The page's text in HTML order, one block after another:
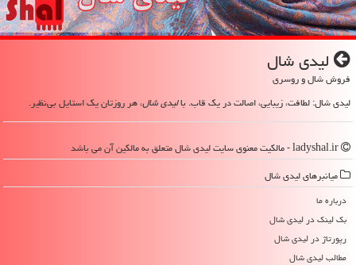
لیدی شال
فروش شال و روسری
لیدی شال: لطافت، زیبایی، اصالت در یک قاب. بالیدی شال، هر روزتان یک استایل بی‌نظیر.
میانبرهای لیدی شال
درباره ما
بک لینک در لیدی شال
رپورتاژ در لیدی شال
مطالب لیدی شال